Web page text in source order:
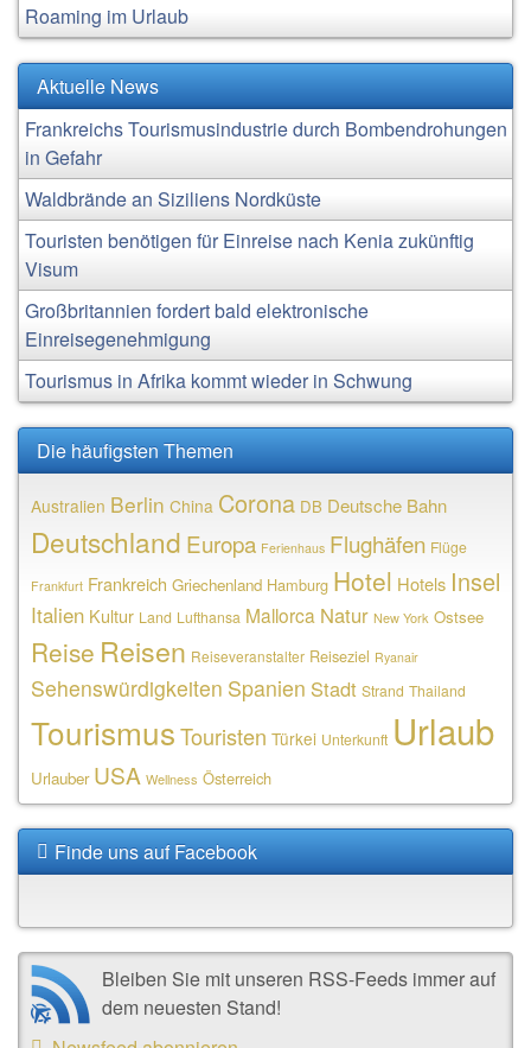
Roaming im Urlaub
Aktuelle News
Frankreichs Tourismusindustrie durch Bombendrohungen
in Gefahr
Waldbrände an Siziliens Nordküste
Touristen benötigen für Einreise nach Kenia zukünftig
Visum
Großbritannien fordert bald elektronische
Einreisegenehmigung
Tourismus in Afrika kommt wieder in Schwung
Die häufigsten Themen
Australien Berlin China Corona DB Deutsche Bahn
Deutschland Europa Ferienhaus Flughäfen Flüge
Frankfurt Frankreich Griechenland Hamburg Hotel Hotels Insel
Italien Kultur Land Lufthansa Mallorca Natur New York Ostsee
Reise Reisen Reiseveranstalter Reiseziel Ryanair
Sehenswürdigkeiten Spanien Stadt Strand Thailand
TourismusTouristen Türkei Unterkunft Urlaub
Urlauber USA Wellness Österreich
Finde uns auf Facebook
Bleiben Sie mit unseren RSS-Feeds immer auf
dem neuesten Stand!